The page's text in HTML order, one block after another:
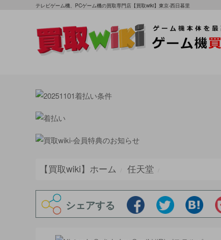
テレビゲーム機、PCゲーム機の買取専門店【買取wiki】東京-西日暮里
【買取wiki】ホーム 任天堂
シェアする